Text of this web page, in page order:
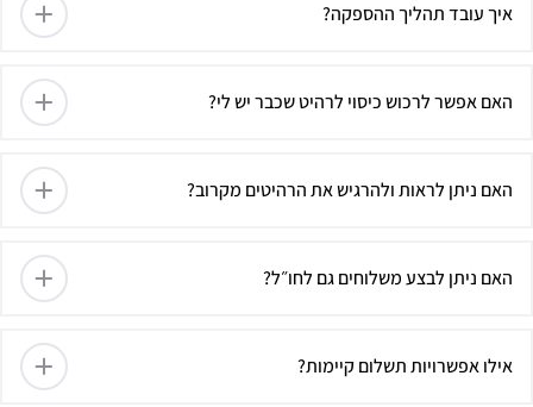
איך עובד תהליך ההספקה?
האם אפשר לרכוש כיסוי לרהיט שכבר יש לי?
האם ניתן לראות ולהרגיש את הרהיטים מקרוב?
האם ניתן לבצע משלוחים גם לחו״ל?
אילו אפשרויות תשלום קיימות?